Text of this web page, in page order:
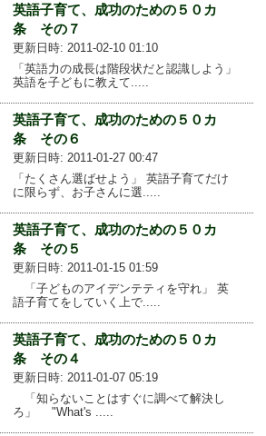
英語子育て、成功のための５０カ
条 その７
更新日時: 2011-02-10 01:10
「英語力の成長は階段状だと認識しよう」
英語を子どもに教えて.....
英語子育て、成功のための５０カ
条 その６
更新日時: 2011-01-27 00:47
「たくさん選ばせよう」 英語子育てだけ
に限らず、お子さんに選.....
英語子育て、成功のための５０カ
条 その５
更新日時: 2011-01-15 01:59
「子どものアイデンテティを守れ」 英
語子育てをしていく上で.....
英語子育て、成功のための５０カ
条 その４
更新日時: 2011-01-07 05:19
「知らないことはすぐに調べて解決し
ろ」 "What's .....